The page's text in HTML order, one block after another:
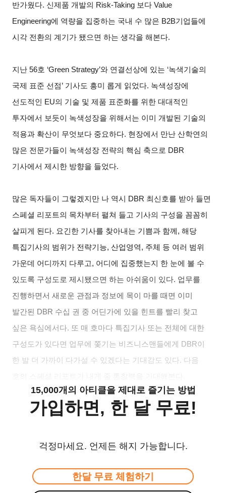
반가웠다. 신제품 개발의 Risk-Taking 보다 Value
Engineering에 역량을 집중하는 국내 수 많은 B2B기업들에
시각 전환의 계기가 됐으면 하는 생각을 해본다.
지난 56호 ‘Green Strategy’와 연결선상에 있는 ‘녹색기술의
국제 표준 선점’ 기사도 흥미 롭게 읽었다. 녹색성장에
선도적인 EU의 기술 및 제품 표준화를 위한 대대적인
투자에서 보듯이 녹색성장을 위해서는 이미 개발된 기술의
적용과 확산이 무엇보다 중요하다. 현장에서 만난 산학연의
많은 전문가들이 녹색성장 전략의 핵심 축으로 DBR
기사에서 제시한 방향을 들었다.
많은 독자들이 그렇겠지만 나 역시 DBR 최신호를 받아 들면
스페셜 리포트의 목차부터 펼쳐 들고 기사의 구성을 꼼꼼히
살피게 된다. 요긴한 기사를 찾아내는 기쁨과 함께, 해당
특집기사의 범위가 전략기능, 산업영역, 주체 등 여러 범위
가운데 어디까지 다루고, 어디에 집중했는지 한 눈에 볼 수
있도록 구성도로 제시됐으면 하는 아쉬움이 있다. 업무를
진행하면서 새로운 관점과 정보에 목이 마를 때면 이미
발간된 DBR 수십 권 중 어딘가에 있을 힌트를 빨리 찾고
싶은 욕심에서다. 또 매 호마다 특집기사 또는 전체에 대한
구성도가 있다면 업무에 쫓기는 비즈니스맨들에게 DBR이
한 발 더 가까이 다가설 수 있겠다는 기대감도 있다. 다음
15,000개의 아티클을 제대로 즐기는 방법
가입하면, 한 달 무료!
걱정마세요. 언제든 해지 가능합니다.
한달 무료 체험하기